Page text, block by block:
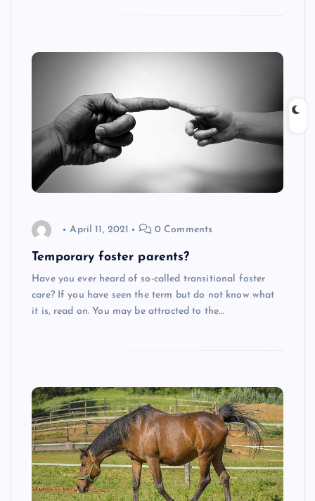
April 11, 2021 0 Comments
Temporary foster parents?
Have you ever heard of so-called transitional foster
care? If you have seen the term but do not know what
it is, read on. You may be attracted to the…